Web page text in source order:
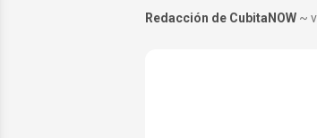
Redacción de CubitaNOW ~